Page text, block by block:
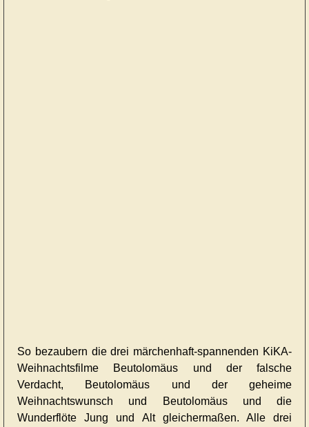
So bezaubern die drei märchenhaft-spannenden KiKA-
Weihnachtsfilme Beutolomäus und der falsche
Verdacht, Beutolomäus und der geheime
Weihnachtswunsch und Beutolomäus und die
Wunderflöte Jung und Alt gleichermaßen. Alle drei